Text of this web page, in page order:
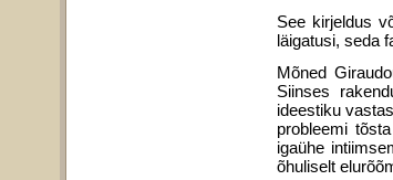
See kirjeldus
läigatusi, seda
Mõned
Siinses
ideestiku
probleemi
igaühe
õhuliselt